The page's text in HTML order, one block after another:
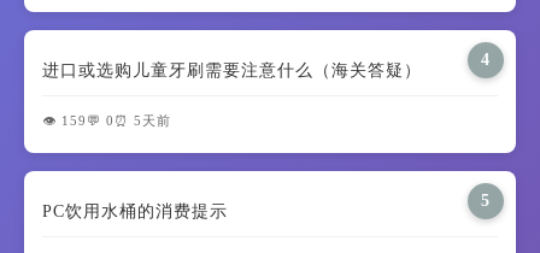
4
进口或选购儿童牙刷需要注意什么（海关答疑）
👁️ 159 💬 0 ⏰ 5天前
5
PC饮用水桶的消费提示